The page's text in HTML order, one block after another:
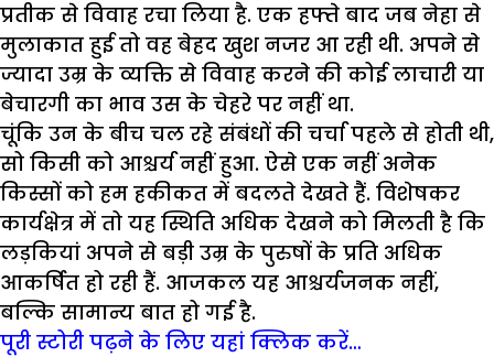
प्रतीक से विवाह रचा लिया है. एक हफ्ते बाद जब नेहा से
मुलाकात हुई तो वह बेहद खुश नजर आ रही थी. अपने से
ज्यादा उम्र के व्यक्ति से विवाह करने की कोई लाचारी या
बेचारगी का भाव उस के चेहरे पर नहीं था.
चूंकि उन के बीच चल रहे संबंधों की चर्चा पहले से होती थी,
सो किसी को आश्चर्य नहीं हुआ. ऐसे एक नहीं अनेक
किस्सों को हम हकीकत में बदलते देखते हैं. विशेषकर
कार्यक्षेत्र में तो यह स्थिति अधिक देखने को मिलती है कि
लड़कियां अपने से बड़ी उम्र के पुरुषों के प्रति अधिक
आकर्षित हो रही हैं. आजकल यह आश्चर्यजनक नहीं,
बल्कि सामान्य बात हो गई है.
पूरी स्टोरी पढ़ने के लिए यहां क्लिक करें…